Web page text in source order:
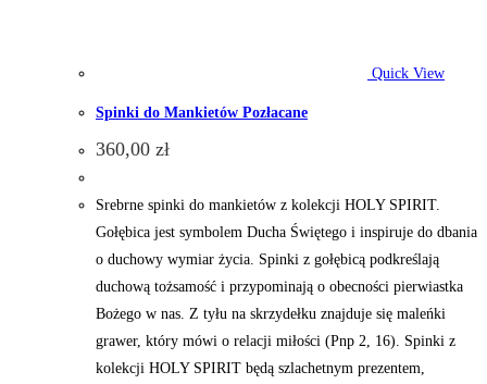
Quick View
Spinki do Mankietów Pozłacane
360,00 zł
Srebrne spinki do mankietów z kolekcji HOLY SPIRIT.
Gołębica jest symbolem Ducha Świętego i inspiruje do dbania
o duchowy wymiar życia. Spinki z gołębicą podkreślają
duchową tożsamość i przypominają o obecności pierwiastka
Bożego w nas. Z tyłu na skrzydełku znajduje się maleńki
grawer, który mówi o relacji miłości (Pnp 2, 16). Spinki z
kolekcji HOLY SPIRIT będą szlachetnym prezentem,